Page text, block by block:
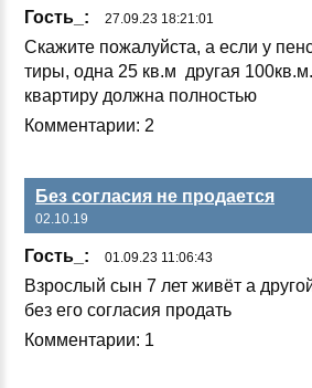
Гость_: 27.09.23 18:21:01
Ска­жи­те по­жа­луй­ста, а ес­ли у
ти­ры, од­на 25 кв.м дру­гая
квар­ти­ру дол­жна пол­ностью
Комментарии: 2
Без согласия не продается
02.10.19
Гость_: 01.09.23 11:06:43
Взрос­лый сын 7 лет жи­вёт а
без его сог­ла­сия про­дать
Комментарии: 1